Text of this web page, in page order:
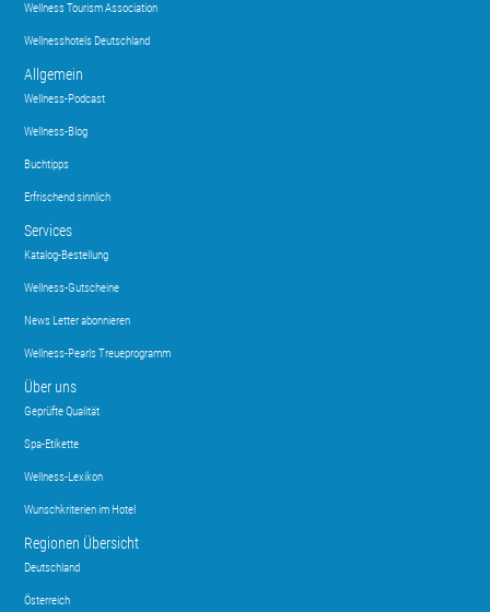
Wellness Tourism Association
Wellnesshotels Deutschland
Allgemein
Wellness-Podcast
Wellness-Blog
Buchtipps
Erfrischend sinnlich
Services
Katalog-Bestellung
Wellness-Gutscheine
News Letter abonnieren
Wellness-Pearls Treueprogramm
Über uns
Geprüfte Qualität
Spa-Etikette
Wellness-Lexikon
Wunschkriterien im Hotel
Regionen Übersicht
Deutschland
Österreich